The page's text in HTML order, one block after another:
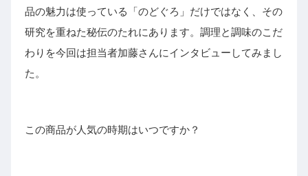
品の魅力は使っている「のどぐろ」だけではなく、その
研究を重ねた秘伝のたれにあります。調理と調味のこだ
わりを今回は担当者加藤さんにインタビューしてみまし
た。
この商品が人気の時期はいつですか？